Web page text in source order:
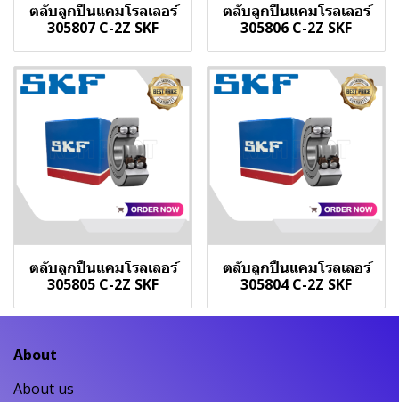
ตลับลูกปืนแคมโรลเลอร์
305807 C-2Z SKF
ตลับลูกปืนแคมโรลเลอร์
305806 C-2Z SKF
ตลับลูกปืนแคมโรลเลอร์
305805 C-2Z SKF
ตลับลูกปืนแคมโรลเลอร์
305804 C-2Z SKF
About
About us